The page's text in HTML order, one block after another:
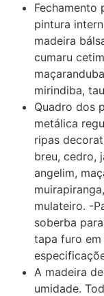
Fechamento
pintura
madeira
cumaru
mirindiba,
Quadro dos
metálica
ripas
breu, cedro,
angelim,
mulateiro. -
soberba
tapa furo
A madeira
umidade.